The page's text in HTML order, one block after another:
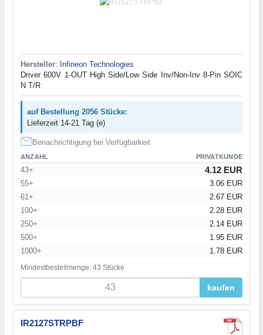
Hersteller: Infineon Technologies
Driver 600V 1-OUT High Side/Low Side Inv/Non-Inv 8-Pin SOIC
N T/R
auf Bestellung 2056 Stücke:
Lieferzeit 14-21 Tag (e)
Benachrichtigung bei Verfügbarkeit
ANZAHL PRIVATKUNDE
43+ 4.12 EUR
55+
3.06 EUR
61+
2.67 EUR
100+
2.28 EUR
250+
2.14 EUR
500+
1.95 EUR
1000+
1.78 EUR
Mindestbestellmenge: 43 Stücke
kaufen
IR2127STRPBF